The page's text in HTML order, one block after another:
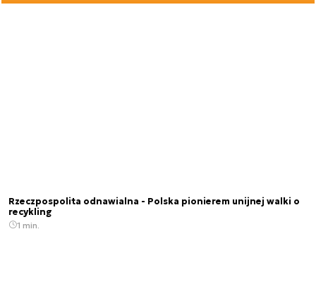
Rzeczpospolita odnawialna - Polska pionierem unijnej walki o
recykling
1 min.